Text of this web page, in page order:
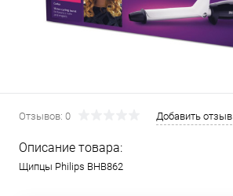
Отзывов: 0 Добавить отзыв
Описание товара:
Щипцы Philips BHB862